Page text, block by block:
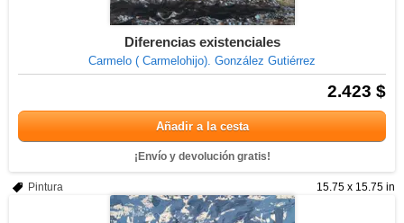
Diferencias existenciales
Carmelo ( Carmelohijo). González Gutiérrez
2.423 $
Añadir a la cesta
¡Envío y devolución gratis!
15.75 x 15.75 in
Pintura